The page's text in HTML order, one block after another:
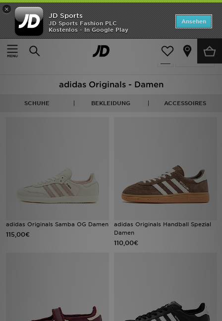
×
JD Sports
JD Sports Fashion PLC
Kostenlos - In Google Play
Ansehen
Startseite
Frauen
verfeinern
339 Produkte
adidas Originals - Damen
SCHUHE BEKLEIDUNG ACCESSOIRES
adidas Originals Samba OG Damen
115,00€
adidas Originals Handball Spezial
Damen
110,00€
Startseite
ANGEBOTE
Herren
JD Exklusives
Fußball